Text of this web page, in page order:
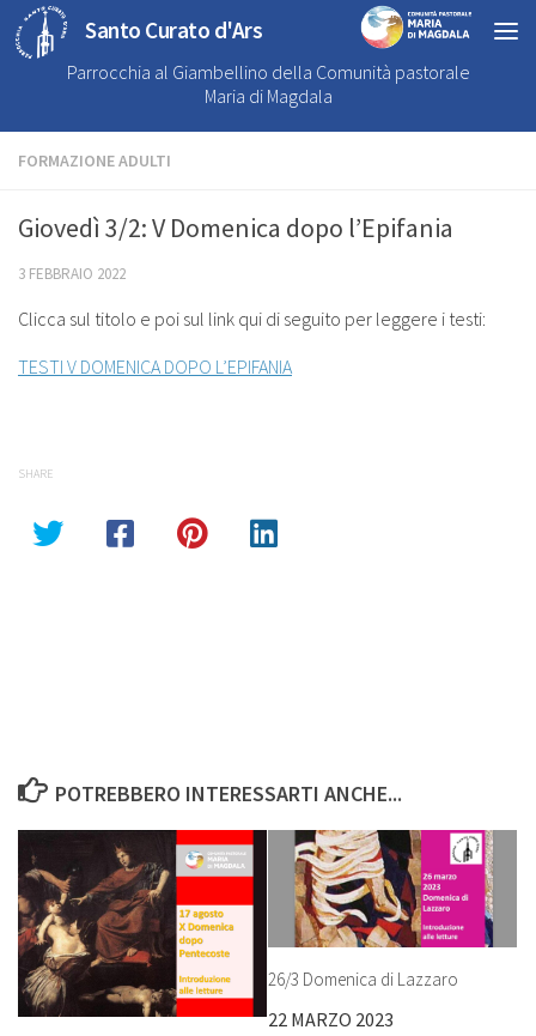
Santo Curato d'Ars
Parrocchia al Giambellino della Comunità pastorale
Maria di Magdala
FORMAZIONE ADULTI
Giovedì 3/2: V Domenica dopo l’Epifania
3 FEBBRAIO 2022
Clicca sul titolo e poi sul link qui di seguito per leggere i testi:
TESTI V DOMENICA DOPO L’EPIFANIA
SHARE
POTREBBERO INTERESSARTI ANCHE...
26/3 Domenica di Lazzaro
22 MARZO 2023